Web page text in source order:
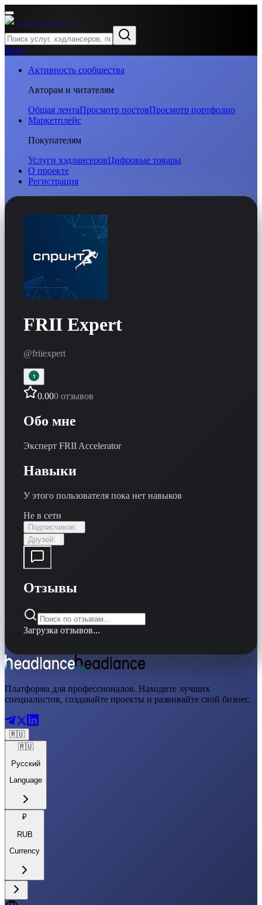
Вход
Активность сообщества
Авторам и читателям
Общая лентаПросмотр постовПросмотр портфолио
Маркетплейс
Покупателям
Услуги хэдлансеровЦифровые товары
О проекте
Регистрация
FRII Expert
@friiexpert
1
0.000 отзывов
Обо мне
Эксперт FRII Accelerator
Навыки
У этого пользователя пока нет навыков
Не в сети
Подписчиков:
Друзей:
Отзывы
Загрузка отзывов...
Платформа для профессионалов. Находите лучших
специалистов, создавайте проекты и развивайте свой бизнес.
🇷🇺
🇷🇺
Русский
Language
₽
RUB
Currency